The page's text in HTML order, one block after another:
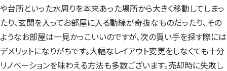
や台所といった水周りを本来あった場所から大きく移動してしまっ
たり、玄関を入ってお部屋に入る動線が奇抜なものだったり、その
ようなお部屋は一見かっこいいのですが、次の買い手を探す際には
デメリットになりがちです。大幅なレイアウト変更をしなくても十分
リノベーションを味わえる方法も多数ございます。売却時に失敗し